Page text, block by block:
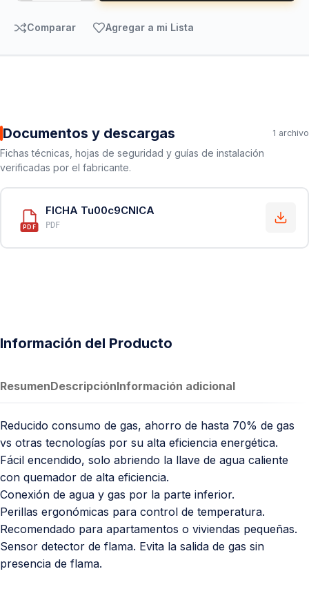
Comparar Agregar a mi Lista
Documentos y descargas 1 archivo
Fichas técnicas, hojas de seguridad y guías de instalación
verificadas por el fabricante.
PDF
FICHA Tu00c9CNICA
PDF
Información del Producto
ResumenDescripciónInformación adicional
Reducido consumo de gas, ahorro de hasta 70% de gas
vs otras tecnologías por su alta eficiencia energética.
Fácil encendido, solo abriendo la llave de agua caliente
con quemador de alta eficiencia.
Conexión de agua y gas por la parte inferior.
Perillas ergonómicas para control de temperatura.
Recomendado para apartamentos o viviendas pequeñas.
Sensor detector de flama. Evita la salida de gas sin
presencia de flama.